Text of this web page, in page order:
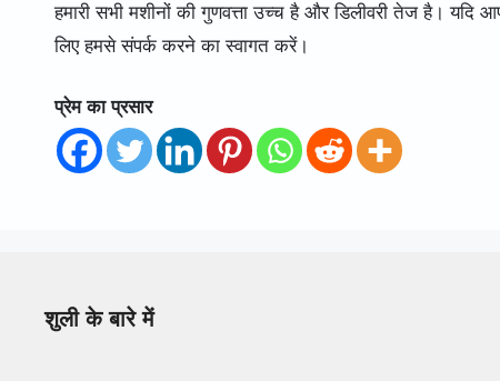
हमारी सभी मशीनों की गुणवत्ता उच्च है और डिलीवरी तेज है।
लिए हमसे संपर्क करने का स्वागत करें।
प्रेम का प्रसार
शुली के बारे में